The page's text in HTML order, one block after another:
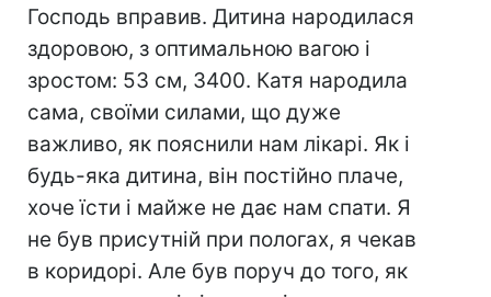
Господь вправив. Дитина народилася
здоровою, з оптимальною вагою і
зростом: 53 см, 3400. Катя народила
сама, своїми силами, що дуже
важливо, як пояснили нам лікарі. Як і
будь-яка дитина, він постійно плаче,
хоче їсти і майже не дає нам спати. Я
не був присутній при пологах, я чекав
в коридорі. Але був поруч до того, як